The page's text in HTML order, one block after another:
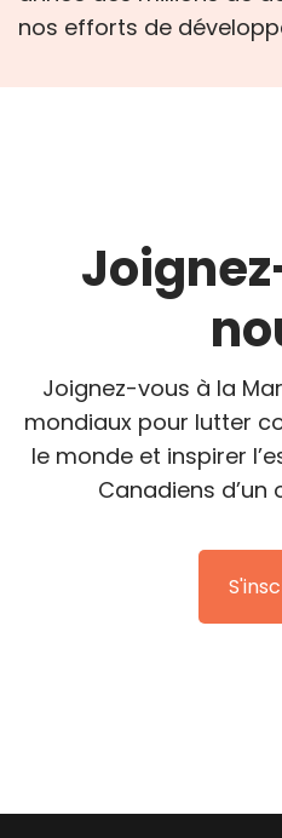
nos efforts de
Joignez-vous à la
mondiaux pour lutter
le monde et inspirer
Canadiens d’un